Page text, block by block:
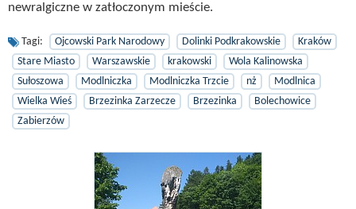
newralgiczne w zatłoczonym mieście.
Tagi: Ojcowski Park Narodowy Dolinki Podkrakowskie
Kraków
Stare Miasto
Warszawskie krakowski
Wola Kalinowska
Sułoszowa
Modlniczka Modlniczka Trzcie nż
Modlnica
Wielka Wieś
Brzezinka Zarzecze Brzezinka
Bolechowice
Zabierzów